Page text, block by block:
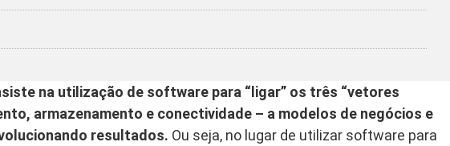
na utilização de software para “ligar” os três “vetores
armazenamento e conectividade – a modelos de negócios e
resultados. Ou seja, no lugar de utilizar software para